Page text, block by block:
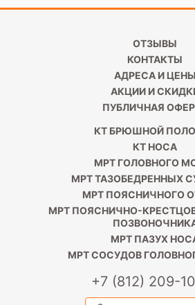
ОТЗЫВЫ
КОНТАКТЫ
АДРЕСА И ЦЕНЫ
АКЦИИ И
ПУБЛИЧНАЯ
КТ БРЮШНОЙ
КТ НОСА
МРТ ГОЛОВНОГО
МРТ ТАЗОБЕДРЕННЫХ
МРТ ПОЯСНИЧНОГО
МРТ ПОЯСНИЧНО-
МРТ ПАЗУХ
МРТ СОСУДОВ
+7 (812) 209-